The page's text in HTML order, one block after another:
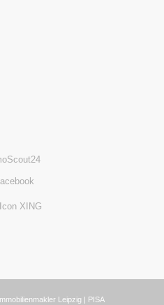
Leipzig | PISA